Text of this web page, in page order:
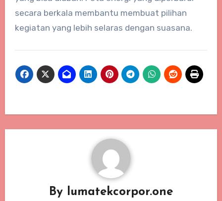
secara berkala membantu membuat pilihan
kegiatan yang lebih selaras dengan suasana.
By lumatekcorpor.one